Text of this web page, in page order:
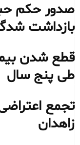
صدور حکم
بازداشت
طی پنج سال
تجمع
زاهدان